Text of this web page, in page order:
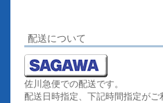
配送について
佐川急便での配送です。
配送日時指定、下記時間指定がご